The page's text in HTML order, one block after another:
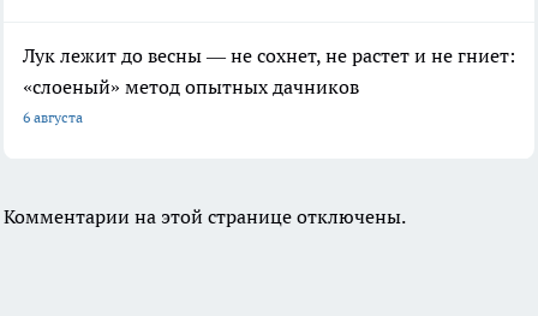
Лук лежит до весны — не сохнет, не растет и не гниет:
«слоеный» метод опытных дачников
6 августа
Комментарии на этой странице отключены.